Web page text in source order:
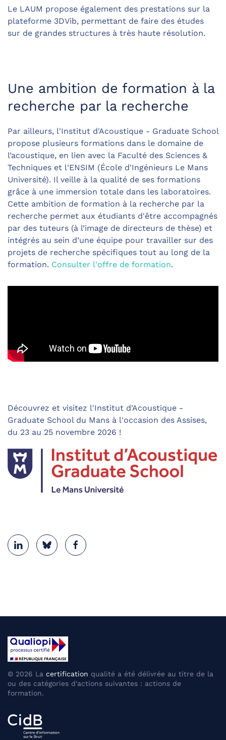
Le LAUM propose également des prestations sur la
plateforme 3DVib, permettant de faire des études
sur de grandes structures à très haute résolution.
Une ambition de formation à la
recherche par la recherche
Par ailleurs, l'Institut d'Acoustique - Graduate School
propose plusieurs formations dans le domaine de
l’acoustique, en lien avec la Faculté des Sciences &
Techniques et l'ENSIM (École d'Ingénieurs Le Mans
Université). Il veille à la qualité de ses formations
grâce à une immersion totale dans les laboratoires.
Cette ambition de formation à la recherche par la
recherche permet aux étudiants d'être accompagnés
par des tuteurs (à l’image de directeurs de thèse) et
intégrés au sein d’une équipe pour travailler sur des
projets de recherche spécifiques tout au long de la
formation. Consulter l'offre de formation.
Découvrez et visitez l'Institut d'Acoustique -
Graduate School du Mans à l'occasion des Assises,
du 23 au 25 novembre 2026 !
© 2026 La certification qualité a été délivrée au titre de la
ou des catégories d'actions suivantes : actions de
formation.